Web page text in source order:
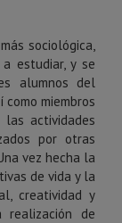
sociológica,
estudiar, y se
alumnos del
como miembros
actividades
por otras
vez hecha la
de vida y la
creatividad y
de